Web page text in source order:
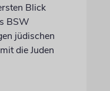
Blick
BSW
jüdischen
die Juden